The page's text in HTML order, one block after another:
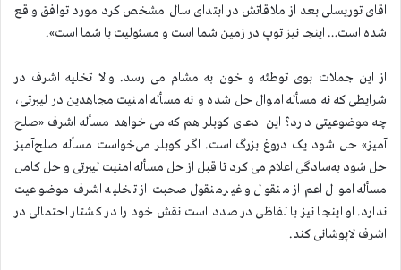
اقای توریسلی بعد از ملاقاتش در ابتدای سال مشخص کرد مورد توافق واقع
شده است… اینجا نیز توپ در زمین شما است و مسئولیت با شما است».
از این جملات بوی توطئه و خون به مشام می رسد. والا تخلیه اشرف در
شرایطی که نه مسأله اموال حل شده و نه مسأله امنیت مجاهدین در لیبرتی،
چه موضوعیتی دارد؟ این ادعای کوبلر هم که می خواهد مسأله اشرف «صلح
آمیز» حل شود یک دروغ بزرگ است. اگر کوبلر می‌خواست مسأله صلح‌آمیز
حل شود به‌سادگی اعلام می کرد تا قبل از حل مسأله امنیت لیبرتی و حل کامل
مسأله اموال اعم از منقول و غیرمنقول صحبت از تخلیه اشرف موضوعیت
ندارد. او اینجا نیز با لفاظی در صدد است نقش خود را در کشتار احتمالی در
اشرف لاپوشانی کند.